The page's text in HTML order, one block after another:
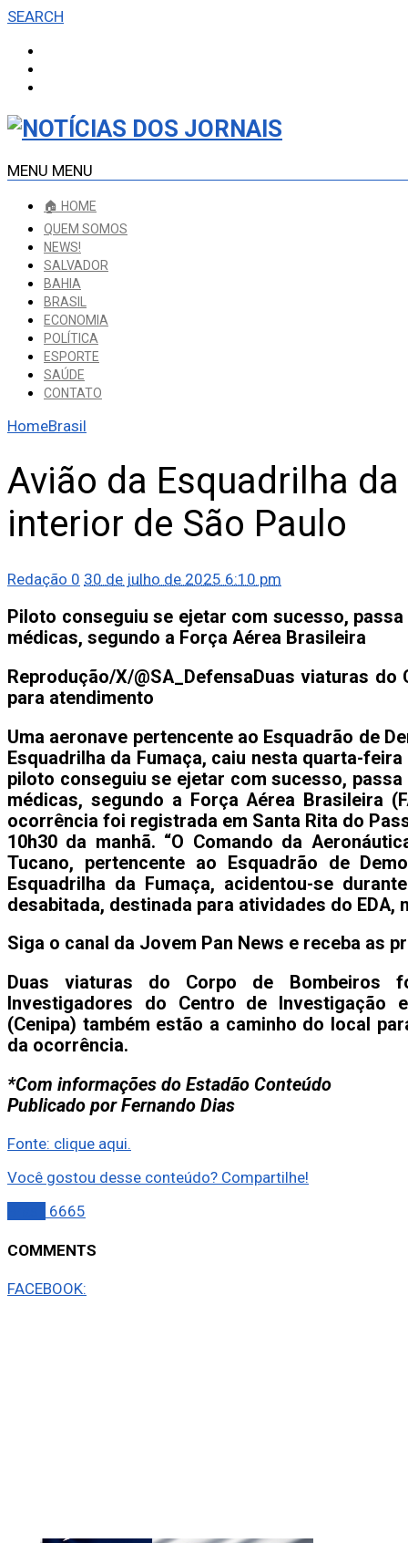
SEARCH
MENU MENU
🏠 HOME
QUEM SOMOS
NEWS!
SALVADOR
BAHIA
BRASIL
ECONOMIA
POLÍTICA
ESPORTE
SAÚDE
CONTATO
HomeBrasil
Avião da Esquadrilha
interior de São Paulo
Redação 0 30 de julho de 2025 6:10 pm
Piloto conseguiu se ejetar com sucesso,
médicas, segundo a Força Aérea Brasileira
Reprodução/X/@SA_DefensaDuas viaturas do
para atendimento
Uma aeronave pertencente ao Esquadrão de
Esquadrilha da Fumaça, caiu nesta quarta-
piloto conseguiu se ejetar com sucesso,
médicas, segundo a Força Aérea Brasileira
ocorrência foi registrada em Santa Rita do
10h30 da manhã. “O Comando da
Tucano, pertencente ao Esquadrão de
Esquadrilha da Fumaça, acidentou-se
desabitada, destinada para atividades do EDA,
Siga o canal da Jovem Pan News e receba as
Duas viaturas do Corpo de Bombeiros
Investigadores do Centro de Investigação
(Cenipa) também estão a caminho do local
da ocorrência.
*Com informações do Estadão Conteúdo
Publicado por Fernando Dias
Fonte: clique aqui.
Você gostou desse conteúdo? Compartilhe!
6665
COMMENTS
FACEBOOK: